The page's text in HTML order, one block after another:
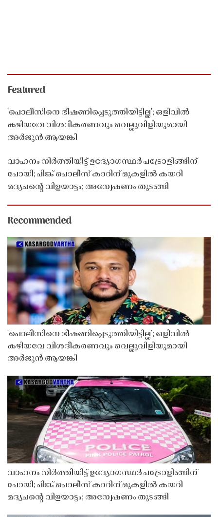
Featured
'പൊലീസിനെ ഭീഷണിപ്പെടുത്തിയിട്ടില്ല'; ഒളിവിൽ
കഴിയവേ വിശദീകരണവും വെല്ലുവിളിയുമായി
അർജുൻ ആയങ്കി
വാഹനം നിർത്തിയിട്ട് ഉദ്യോഗസ്ഥർ പട്രോളിങ്ങിന്
പോയി; പിങ്ക് പൊലീസ് കാറിന് മുകളിൽ കയറി
മദ്യപൻ്റെ വിളയാട്ടം; അന്വേഷണം തുടങ്ങി
Recommended
'പൊലീസിനെ ഭീഷണിപ്പെടുത്തിയിട്ടില്ല'; ഒളിവിൽ
കഴിയവേ വിശദീകരണവും വെല്ലുവിളിയുമായി
അർജുൻ ആയങ്കി
വാഹനം നിർത്തിയിട്ട് ഉദ്യോഗസ്ഥർ പട്രോളിങ്ങിന്
പോയി; പിങ്ക് പൊലീസ് കാറിന് മുകളിൽ കയറി
മദ്യപൻ്റെ വിളയാട്ടം; അന്വേഷണം തുടങ്ങി